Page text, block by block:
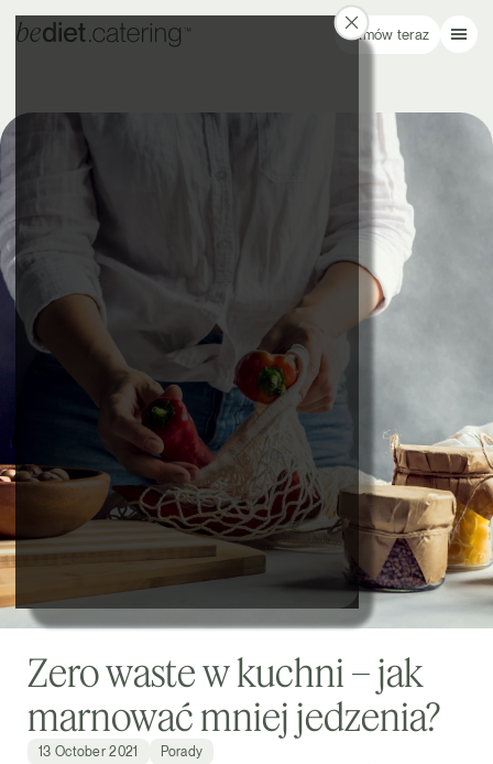
Zamów teraz
Zero waste w kuchni – jak
marnować mniej jedzenia?
13 October 2021 Porady